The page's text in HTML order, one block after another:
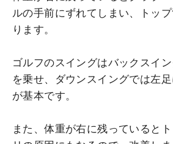
ルの手前にずれてしまい、トッ
ります。
ゴルフのスイングはバックスイ
を乗せ、ダウンスイングでは左
が基本です。
また、体重が右に残っていると